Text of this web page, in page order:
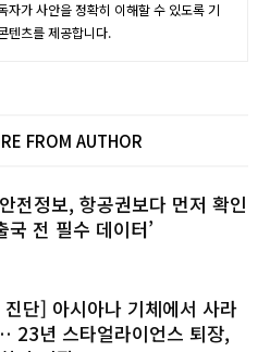
자가 사안을 정확히 이해할 수 있도록 기
텐츠를 제공합니다.
FROM AUTHOR
전정보, 항공권보다 먼저 확인
국 전 필수 데이터’
단] 아시아나 기체에서 사라
23년 스타얼라이언스 퇴장,